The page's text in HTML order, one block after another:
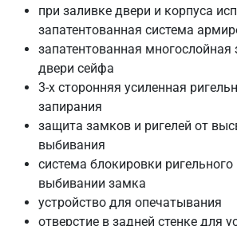
при заливке двери и корпуса
запатентованная система
запатентованная многослойная
двери сейфа
3-х сторонняя усиленная
запирания
защита замков и ригелей от
выбивания
система блокировки
выбивании замка
устройство для опечатывания
отверстие в задней стенке для